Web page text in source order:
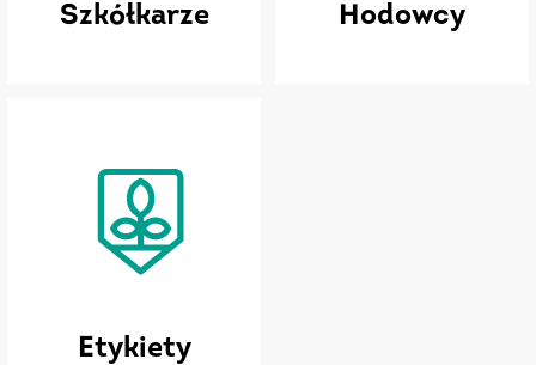
Szkółkarze Hodowcy
Etykiety